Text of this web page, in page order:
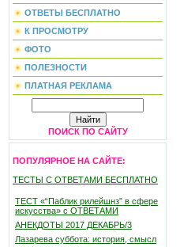
ОТВЕТЫ БЕСПЛАТНО
К ПРОСМОТРУ
ФОТО
ПОЛЕЗНОСТИ
ПЛАТНАЯ РЕКЛАМА
ПОИСК ПО САЙТУ
ПОПУЛЯРНОЕ НА САЙТЕ:
ТЕСТЫ С ОТВЕТАМИ БЕСПЛАТНО
ТЕСТ «“Паблик рилейшнз” в сфере
искусства» с ОТВЕТАМИ
АНЕКДОТЫ 2017 ДЕКАБРЬ/3
Лазарева суббота: история, смысл